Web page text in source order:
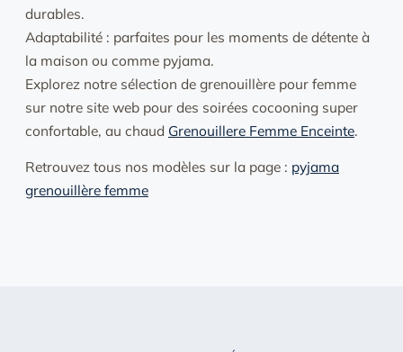
durables.
Adaptabilité : parfaites pour les moments de détente à
la maison ou comme pyjama.
Explorez notre sélection de grenouillère pour femme
sur notre site web pour des soirées cocooning super
confortable, au chaud Grenouillere Femme Enceinte.
Retrouvez tous nos modèles sur la page : pyjama
grenouillère femme